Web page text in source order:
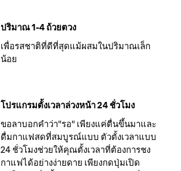
ปริมาณ 1-4 ถ้วยตวง
เพื่อรสชาติที่ดีที่สุดแม้ผสมในปริมาณเล็ก
น้อย
โปรแกรมตั้งเวลาล่วงหน้า 24 ชั่วโมง
ขอลาบอกคำว่า"รอ" เพียงแค่ตื่นขึ้นมาและ
ดื่มกาแฟสดที่สมบูรณ์แบบ ตัวตั้งเวลาแบบ
24 ชั่วโมงช่วยให้คุณตั้งเวลาที่ต้องการชง
กาแฟได้อย่างง่ายดาย เพียงกดปุ่มเปิด